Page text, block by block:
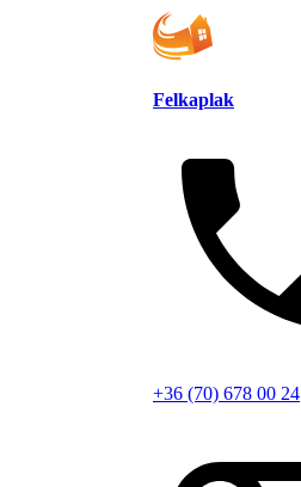
Felkaplak
+36 (70) 678 00 24